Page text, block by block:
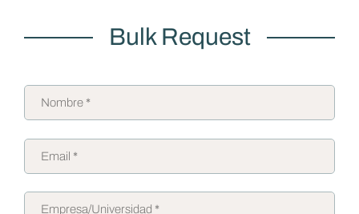
Bulk Request